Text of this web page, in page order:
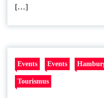
[…]
Events Events
Tourismus